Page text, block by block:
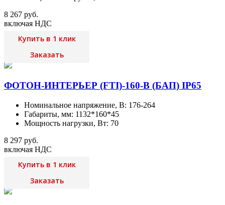
8 267 руб.
включая НДС
Купить в 1 клик
Заказать
ФОТОН-ИНТЕРЬЕР (FTI)-160-В (БАП) IP65
Номинальное напряжение, В: 176-264
Габариты, мм: 1132*160*45
Мощность нагрузки, Вт: 70
8 297 руб.
включая НДС
Купить в 1 клик
Заказать